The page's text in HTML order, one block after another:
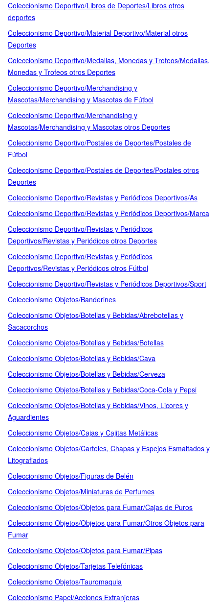
Coleccionismo Deportivo/Libros de Deportes/Libros otros
deportes
Coleccionismo Deportivo/Material Deportivo/Material otros
Deportes
Coleccionismo Deportivo/Medallas, Monedas y Trofeos/Medallas,
Monedas y Trofeos otros Deportes
Coleccionismo Deportivo/Merchandising y
Mascotas/Merchandising y Mascotas de Fútbol
Coleccionismo Deportivo/Merchandising y
Mascotas/Merchandising y Mascotas otros Deportes
Coleccionismo Deportivo/Postales de Deportes/Postales de
Fútbol
Coleccionismo Deportivo/Postales de Deportes/Postales otros
Deportes
Coleccionismo Deportivo/Revistas y Periódicos Deportivos/As
Coleccionismo Deportivo/Revistas y Periódicos Deportivos/Marca
Coleccionismo Deportivo/Revistas y Periódicos
Deportivos/Revistas y Periódicos otros Deportes
Coleccionismo Deportivo/Revistas y Periódicos
Deportivos/Revistas y Periódicos otros Fútbol
Coleccionismo Deportivo/Revistas y Periódicos Deportivos/Sport
Coleccionismo Objetos/Banderines
Coleccionismo Objetos/Botellas y Bebidas/Abrebotellas y
Sacacorchos
Coleccionismo Objetos/Botellas y Bebidas/Botellas
Coleccionismo Objetos/Botellas y Bebidas/Cava
Coleccionismo Objetos/Botellas y Bebidas/Cerveza
Coleccionismo Objetos/Botellas y Bebidas/Coca-Cola y Pepsi
Coleccionismo Objetos/Botellas y Bebidas/Vinos, Licores y
Aguardientes
Coleccionismo Objetos/Cajas y Cajitas Metálicas
Coleccionismo Objetos/Carteles, Chapas y Espejos Esmaltados y
Litografiados
Coleccionismo Objetos/Figuras de Belén
Coleccionismo Objetos/Miniaturas de Perfumes
Coleccionismo Objetos/Objetos para Fumar/Cajas de Puros
Coleccionismo Objetos/Objetos para Fumar/Otros Objetos para
Fumar
Coleccionismo Objetos/Objetos para Fumar/Pipas
Coleccionismo Objetos/Tarjetas Telefónicas
Coleccionismo Objetos/Tauromaquia
Coleccionismo Papel/Acciones Extranjeras